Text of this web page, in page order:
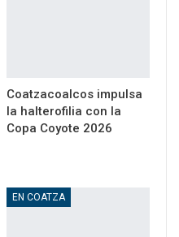
Coatzacoalcos impulsa
la halterofilia con la
Copa Coyote 2026
EN COATZA